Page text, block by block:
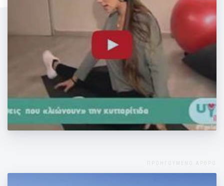
Ασκήσεις που "λιώνουν" την κυτταρίτιδα
"Υγεία πάνω απ’ όλα"
ΠΡΟΗΓΟΥΜΕΝΟ ΑΡΘΡΟ